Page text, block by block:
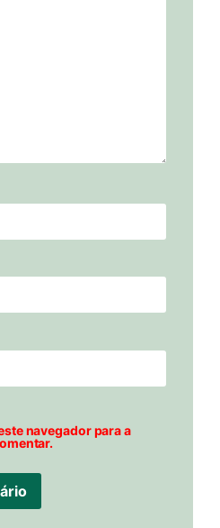
navegador para a